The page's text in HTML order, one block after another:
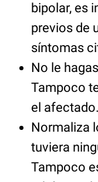
bipolar, es
previos de
síntomas
No le
Tampoco
el afectado.
Normaliza
tuviera
Tampoco